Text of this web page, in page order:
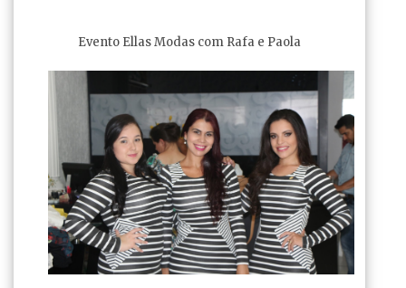
Evento Ellas Modas com Rafa e Paola